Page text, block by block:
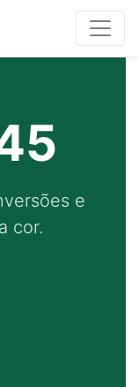
e
cor.